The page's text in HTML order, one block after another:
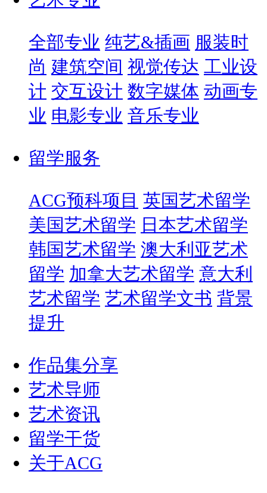
全部专业 纯艺&插画 服装时
尚 建筑空间 视觉传达 工业设
计 交互设计 数字媒体 动画专
业 电影专业 音乐专业
留学服务
ACG预科项目 英国艺术留学
美国艺术留学 日本艺术留学
韩国艺术留学 澳大利亚艺术
留学 加拿大艺术留学 意大利
艺术留学 艺术留学文书 背景
提升
作品集分享
艺术导师
艺术资讯
留学干货
关于ACG